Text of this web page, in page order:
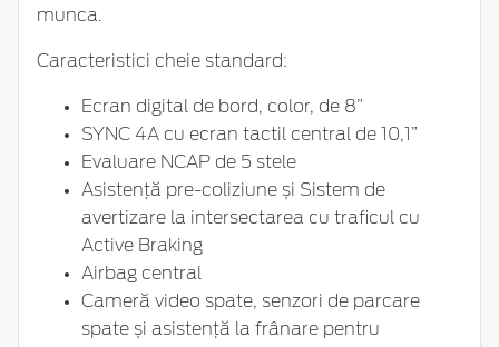
munca.
Caracteristici cheie standard:
Ecran digital de bord, color, de 8”
SYNC 4A cu ecran tactil central de 10,1”
Evaluare NCAP de 5 stele
Asistență pre-coliziune și Sistem de
avertizare la intersectarea cu traficul cu
Active Braking
Airbag central
Cameră video spate, senzori de parcare
spate și asistență la frânare pentru